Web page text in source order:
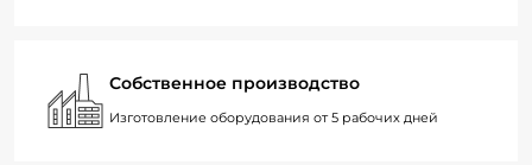
Собственное производство
Изготовление оборудования от 5 рабочих дней